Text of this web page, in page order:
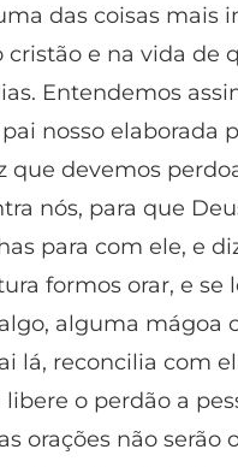
das coisas mais
cristão e na vida de
Entendemos
nosso elaborada
que devemos
nós, para que
para com ele, e
formos orar, e se
alguma mágoa
lá, reconcilia com
o perdão a
orações não serão